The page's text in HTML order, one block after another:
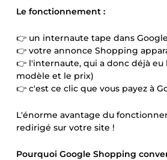
Le fonctionnement :
👉 un internaute tape dans
👉 votre annonce Shopping
👉 l'internaute, qui a donc déjà
modèle et le prix)
👉 c'est ce clic que vous payez à
L'énorme avantage du
redirigé sur votre site !
Pourquoi Google Shopping